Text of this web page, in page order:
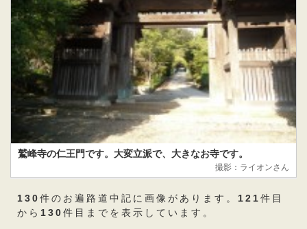
鷲峰寺の仁王門です。大変立派で、大きなお寺です。
撮影：ライオンさん
130件のお遍路道中記に画像があります。 121件目
から 130件目までを表示しています。